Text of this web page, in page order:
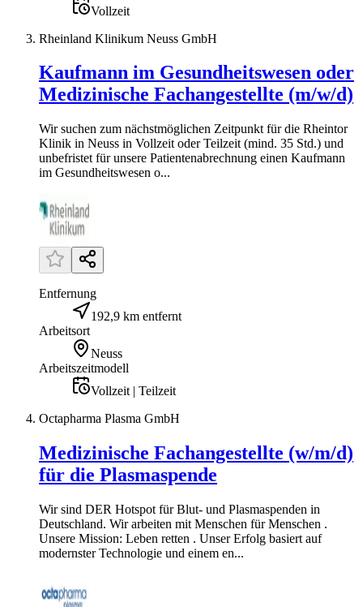
Vollzeit
Rheinland Klinikum Neuss GmbH
Kaufmann im Gesundheitswesen oder
Medizinische Fachangestellte (m/w/d)
Wir suchen zum nächstmöglichen Zeitpunkt für die Rheintor
Klinik in Neuss in Vollzeit oder Teilzeit (mind. 35 Std.) und
unbefristet für unsere Patientenabrechnung einen Kaufmann
im Gesundheitswesen o...
Entfernung
192,9 km entfernt
Arbeitsort
Neuss
Arbeitszeitmodell
Vollzeit | Teilzeit
Octapharma Plasma GmbH
Medizinische Fachangestellte (w/m/d)
für die Plasmaspende
Wir sind DER Hotspot für Blut- und Plasmaspenden in
Deutschland. Wir arbeiten mit Menschen für Menschen .
Unsere Mission: Leben retten . Unser Erfolg basiert auf
modernster Technologie und einem en...